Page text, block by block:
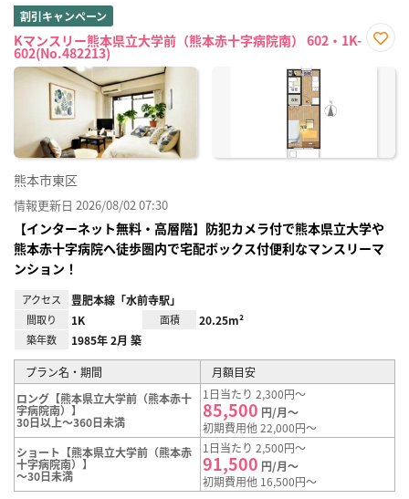
割引キャンペーン
Kマンスリー熊本県立大学前（熊本赤十字病院南） 602・1K-
602(No.482213)
に入
熊本市東区
情報更新日 2026/08/02 07:30
【インターネット無料・高層階】防犯カメラ付で熊本県立大学や
熊本赤十字病院へ徒歩圏内で宅配ボックス付便利なマンスリーマ
ンション！
アクセス 豊肥本線「水前寺駅」
間取り 1K 面積 20.25m²
築年数 1985年 2月 築
プラン名・期間
月額目安
ロング【熊本県立大学前（熊本赤十
字病院南）】
30日以上～360日未満
1日当たり 2,300円～
85,500 円/月～
初期費用他 22,000円～
ショート【熊本県立大学前（熊本赤
十字病院南）】
～30日未満
1日当たり 2,500円～
91,500 円/月～
初期費用他 16,500円～